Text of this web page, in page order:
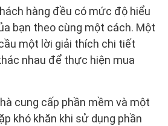
hàng đều có mức độ hiểu
bạn theo cùng một cách. Một
một lời giải thích chi tiết
nhau để thực hiện mua
cung cấp phần mềm và một
khó khăn khi sử dụng phần